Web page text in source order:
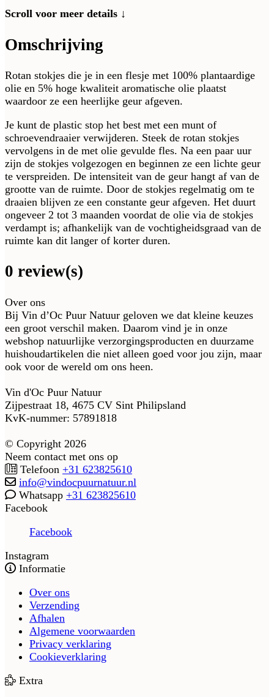
Scroll voor meer details ↓
Omschrijving
Rotan stokjes die je in een flesje met 100% plantaardige
olie en 5% hoge kwaliteit aromatische olie plaatst
waardoor ze een heerlijke geur afgeven.
Je kunt de plastic stop het best met een munt of
schroevendraaier verwijderen. Steek de rotan stokjes
vervolgens in de met olie gevulde fles. Na een paar uur
zijn de stokjes volgezogen en beginnen ze een lichte geur
te verspreiden. De intensiteit van de geur hangt af van de
grootte van de ruimte. Door de stokjes regelmatig om te
draaien blijven ze een constante geur afgeven. Het duurt
ongeveer 2 tot 3 maanden voordat de olie via de stokjes
verdampt is; afhankelijk van de vochtigheidsgraad van de
ruimte kan dit langer of korter duren.
0 review(s)
Over ons
Bij Vin d’Oc Puur Natuur geloven we dat kleine keuzes
een groot verschil maken. Daarom vind je in onze
webshop natuurlijke verzorgingsproducten en duurzame
huishoudartikelen die niet alleen goed voor jou zijn, maar
ook voor de wereld om ons heen.
Vin d'Oc Puur Natuur
Zijpestraat 18, 4675 CV Sint Philipsland
KvK-nummer: 57891818
© Copyright 2026
Neem contact met ons op
Telefoon +31 623825610
info@vindocpuurnatuur.nl
Whatsapp +31 623825610
Facebook
Facebook
Instagram
Informatie
Over ons
Verzending
Afhalen
Algemene voorwaarden
Privacy verklaring
Cookieverklaring
Extra